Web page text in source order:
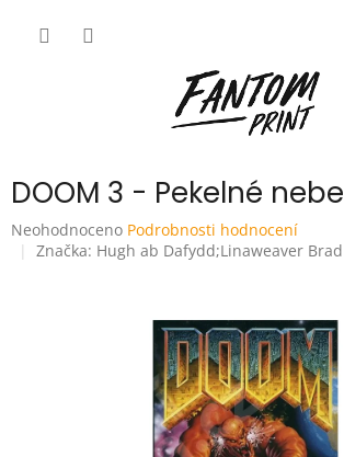
DOOM 3 - Pekelné nebe
Průměrné
hodnocení
Neohodnoceno Podrobnosti hodnocení
Značka: Hugh ab Dafydd;Linaweaver Brad